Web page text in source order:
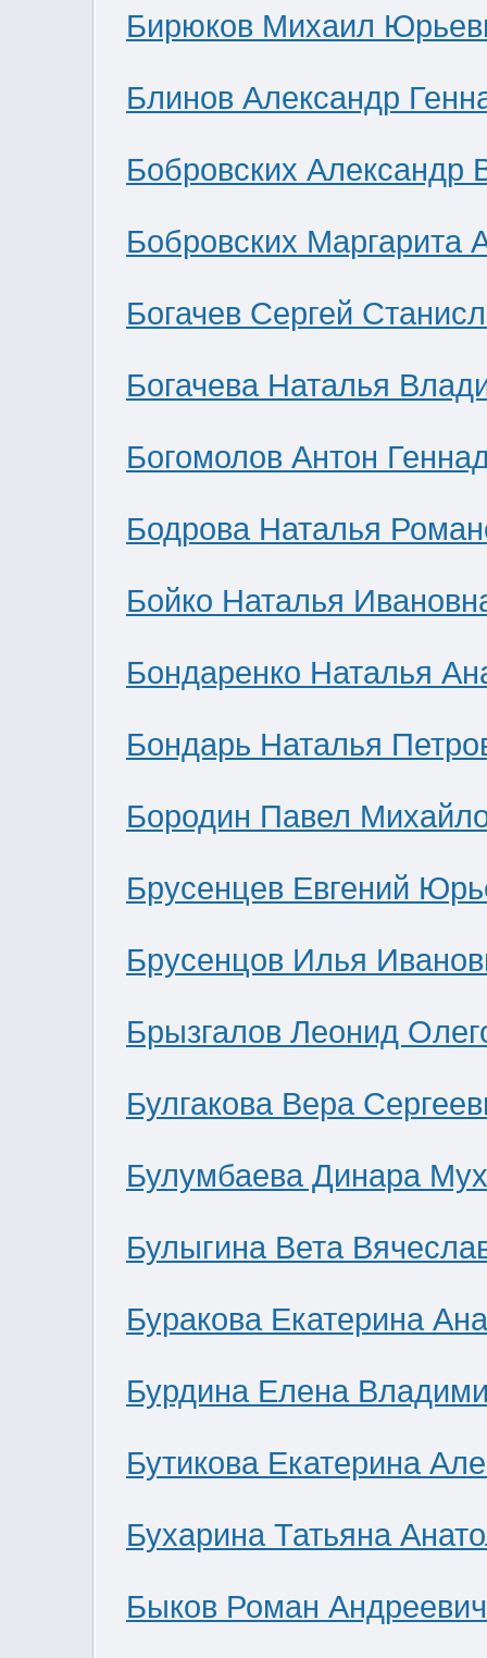
Бирюков Михаил
Блинов Александр
Бобровских Александр
Бобровских Маргарита
Богачев Сергей
Богачева Наталья
Богомолов Антон
Бодрова Наталья
Бойко Наталья
Бондаренко Наталья
Бондарь Наталья
Бородин Павел
Брусенцев Евгений
Брусенцов Илья
Брызгалов Леонид
Булгакова Вера
Булумбаева Динара
Булыгина Вета
Буракова Екатерина
Бурдина Елена
Бутикова Екатерина
Бухарина Татьяна
Быков Роман Андреевич